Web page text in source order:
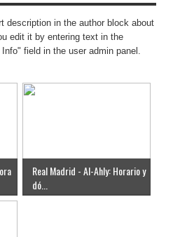
description in the author block about
edit it by entering text in the
field in the user admin panel.
Real Madrid - Al-Ahly: Horario y
dó...